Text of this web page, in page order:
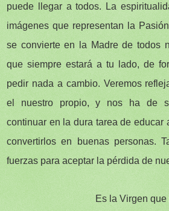
puede llegar a todos. La
imágenes que representan la
se convierte en la Madre de todos
que siempre estará a tu lado, de
pedir nada a cambio. Veremos
el nuestro propio, y nos ha de
continuar en la dura tarea de educar
convertirlos en buenas personas.
fuerzas para aceptar la pérdida de
Es la Virgen que